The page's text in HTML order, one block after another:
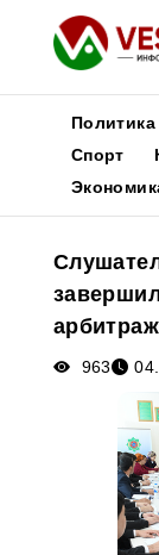
Новости
Медиа
Афиша
Политика
Спорт
963